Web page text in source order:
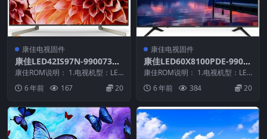
康佳电视固件
康佳LED42IS97N-99007331
-V1.1.50原厂系统刷机电视固
件包下载
康佳ROM说明： 1.电视机型：LED
42IS97N 2.物料号：9900733...
6 年前 167 20
康佳电视固件
康佳LED60X8100PDE-9901
0567-V1.2.10原厂系统刷机
电视固件包下载
康佳ROM说明： 1.电视机型：LED
60X8100PDE 2.物料号：9901...
6 年前 384 20